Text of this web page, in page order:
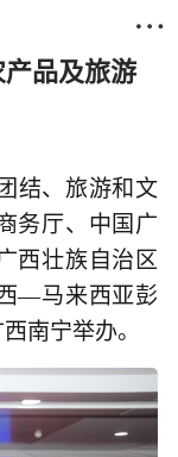

品及旅游
结、旅游和文
务厅、中国广
西壮族自治区
—马来西亚彭
南宁举办。